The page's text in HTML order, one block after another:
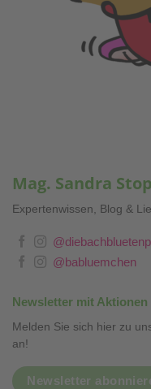
Mag. Sandra
Expertenwissen, Blog &
@babluemchen
Newsletter mit
Melden Sie sich hier zu
an!
Newsletter